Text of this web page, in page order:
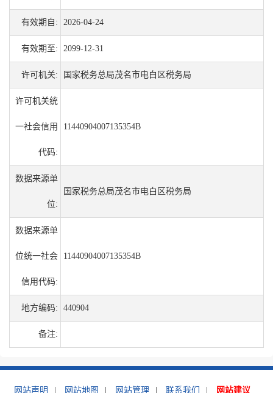
有效期自: 2026-04-24
有效期至: 2099-12-31
许可机关: 国家税务总局茂名市电白区税务局
许可机关统
一社会信用
代码:
11440904007135354B
数据来源单
位:
国家税务总局茂名市电白区税务局
数据来源单
位统一社会
信用代码:
11440904007135354B
地方编码: 440904
备注:
网站声明 网站地图 网站管理 联系我们 网站建议